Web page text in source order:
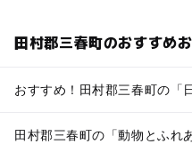
田村郡三春町のおすすめ
おすすめ！田村郡三春町の「
田村郡三春町の「動物とふれ